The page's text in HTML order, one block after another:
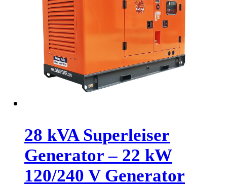
28 kVA Superleiser
Generator – 22 kW
120/240 V Generator